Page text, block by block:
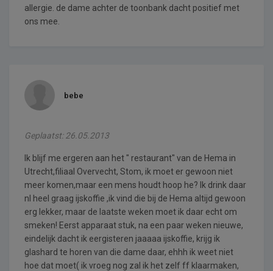
allergie. de dame achter de toonbank dacht positief met
ons mee.
bebe
Geplaatst: 26.05.2013
Ik blijf me ergeren aan het " restaurant" van de Hema in
Utrecht,filiaal Overvecht, Stom, ik moet er gewoon niet
meer komen,maar een mens houdt hoop he? Ik drink daar
nl heel graag ijskoffie ,ik vind die bij de Hema altijd gewoon
erg lekker, maar de laatste weken moet ik daar echt om
smeken! Eerst apparaat stuk, na een paar weken nieuwe,
eindelijk dacht ik eergisteren jaaaaa ijskoffie, krijg ik
glashard te horen van die dame daar, ehhh ik weet niet
hoe dat moet( ik vroeg nog zal ik het zelf ff klaarmaken,